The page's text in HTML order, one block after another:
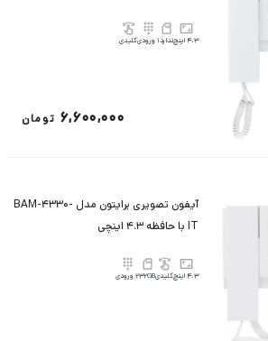
4.3 اینچ ندارد1 ورودی کلیدی
6,600,000 تومان
آیفون تصویری برایتون مدل BAM-4330-
IT با حافظه 4.3 اینچی
4.3 اینچ کلیدی32GB2 ورودی